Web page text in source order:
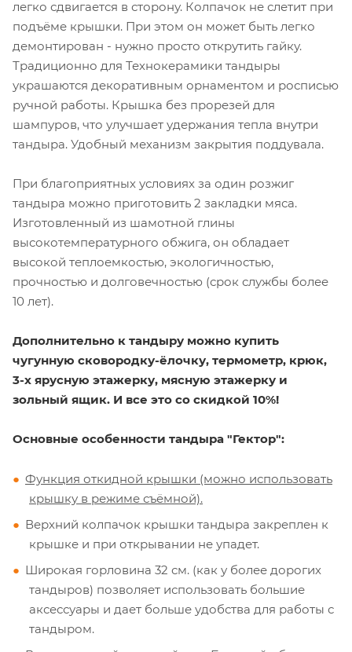
легко сдвигается в сторону. Колпачок не слетит при
подъёме крышки. При этом он может быть легко
демонтирован - нужно просто открутить гайку.
Традиционно для Технокерамики тандыры
украшаются декоративным орнаментом и росписью
ручной работы. Крышка без прорезей для
шампуров, что улучшает удержания тепла внутри
тандыра. Удобный механизм закрытия поддувала.
При благоприятных условиях за один розжиг
тандыра можно приготовить 2 закладки мяса.
Изготовленный из шамотной глины
высокотемпературного обжига, он обладает
высокой теплоемкостью, экологичностью,
прочностью и долговечностью (срок службы более
10 лет).
Дополнительно к тандыру можно купить
чугунную сковородку-ёлочку, термометр, крюк,
3-х ярусную этажерку, мясную этажерку и
зольный ящик. И все это со скидкой 10%!
Основные особенности тандыра "Гектор":
Функция откидной крышки (можно использовать
крышку в режиме съёмной).
Верхний колпачок крышки тандыра закреплен к
крышке и при открывании не упадет.
Широкая горловина 32 см. (как у более дорогих
тандыров) позволяет использовать большие
аксессуары и дает больше удобства для работы с
тандыром.